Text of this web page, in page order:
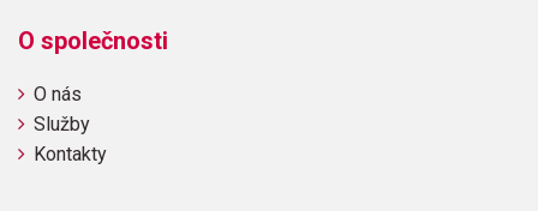
O společnosti
O nás
Služby
Kontakty